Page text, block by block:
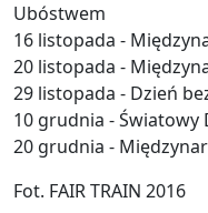
Ubóstwem
16 listopada -
20 listopada -
29 listopada - Dzień
10 grudnia - Światowy
20 grudnia -
Fot. FAIR TRAIN 2016